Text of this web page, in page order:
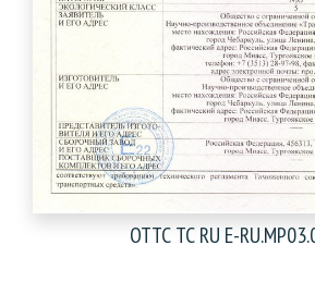
ОТТС ТС RU E-